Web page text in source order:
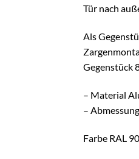
Tür nach
Als
Gegenstück
– Material
–
Farbe RAL